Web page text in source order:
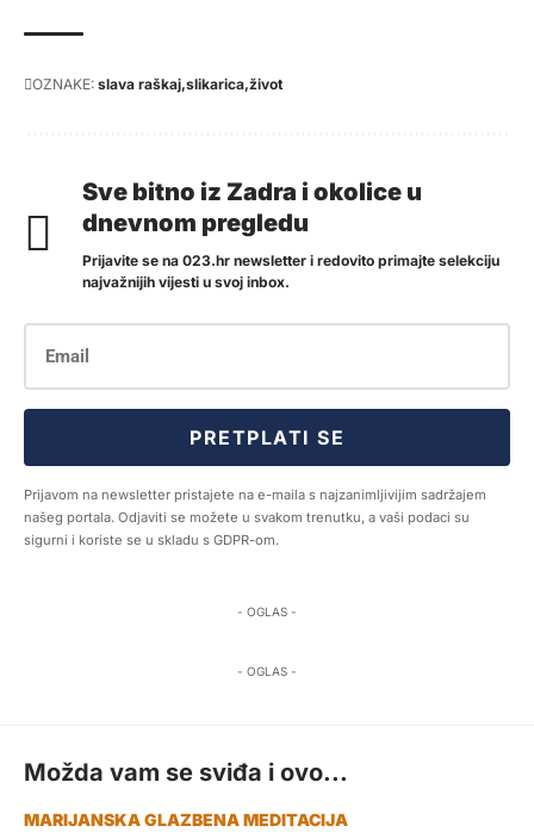
OZNAKE: slava raškaj slikarica život
Sve bitno iz Zadra i okolice u
dnevnom pregledu
Prijavite se na 023.hr newsletter i redovito primajte selekciju
najvažnijih vijesti u svoj inbox.
PRETPLATI SE
Prijavom na newsletter pristajete na e-maila s najzanimljivijim sadržajem
našeg portala. Odjaviti se možete u svakom trenutku, a vaši podaci su
sigurni i koriste se u skladu s GDPR-om.
- OGLAS -
- OGLAS -
Možda vam se sviđa i ovo...